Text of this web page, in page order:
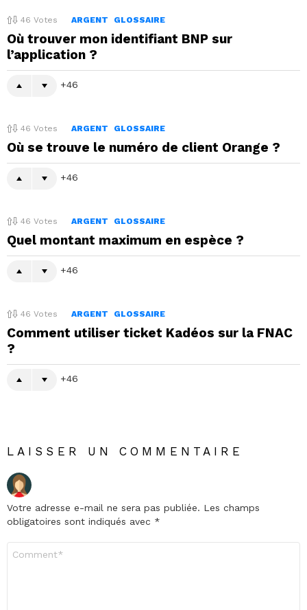
46 Votes ARGENT GLOSSAIRE
Où trouver mon identifiant BNP sur
l’application ?
46
46 Votes ARGENT GLOSSAIRE
Où se trouve le numéro de client Orange ?
46
46 Votes ARGENT GLOSSAIRE
Quel montant maximum en espèce ?
46
46 Votes ARGENT GLOSSAIRE
Comment utiliser ticket Kadéos sur la FNAC
?
46
LAISSER UN COMMENTAIRE
Votre adresse e-mail ne sera pas publiée. Les champs
obligatoires sont indiqués avec *